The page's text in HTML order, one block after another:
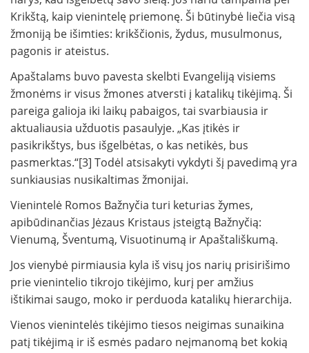
Krikštą, kaip vienintelę priemonę. Ši būtinybė liečia visą
žmoniją be išimties: krikščionis, žydus, musulmonus,
pagonis ir ateistus.
Apaštalams buvo pavesta skelbti Evangeliją visiems
žmonėms ir visus žmones atversti į katalikų tikėjimą. Ši
pareiga galioja iki laikų pabaigos, tai svarbiausia ir
aktualiausia užduotis pasaulyje. „Kas įtikės ir
pasikrikštys, bus išgelbėtas, o kas netikės, bus
pasmerktas.“[3] Todėl atsisakyti vykdyti šį pavedimą yra
sunkiausias nusikaltimas žmonijai.
Vienintelė Romos Bažnyčia turi keturias žymes,
apibūdinančias Jėzaus Kristaus įsteigtą Bažnyčią:
Vienumą, Šventumą, Visuotinumą ir Apaštališkumą.
Jos vienybė pirmiausia kyla iš visų jos narių prisirišimo
prie vienintelio tikrojo tikėjimo, kurį per amžius
ištikimai saugo, moko ir perduoda katalikų hierarchija.
Vienos vienintelės tikėjimo tiesos neigimas sunaikina
patį tikėjimą ir iš esmės padaro neįmanomą bet kokią